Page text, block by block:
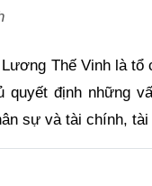
Thế Vinh là
định những
sự và tài chính,